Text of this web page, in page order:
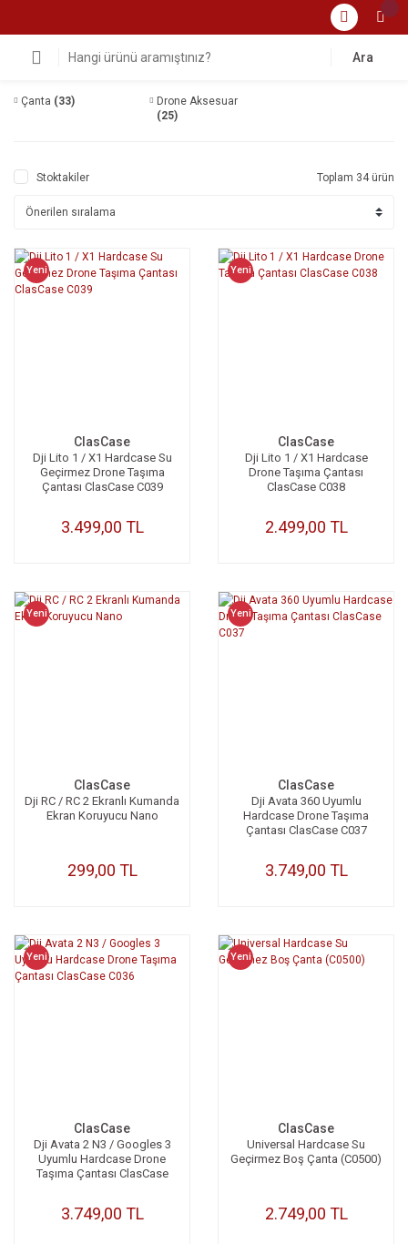
Ara
Çanta (33)
Drone Aksesuar
(25)
Stoktakiler Toplam 34 ürün
Yeni
ClasCase
Dji Lito 1 / X1 Hardcase Su
Geçirmez Drone Taşıma
Çantası ClasCase C039
3.499,00 TL
Yeni
ClasCase
Dji Lito 1 / X1 Hardcase
Drone Taşıma Çantası
ClasCase C038
2.499,00 TL
Yeni
ClasCase
Dji RC / RC 2 Ekranlı Kumanda
Ekran Koruyucu Nano
299,00 TL
Yeni
ClasCase
Dji Avata 360 Uyumlu
Hardcase Drone Taşıma
Çantası ClasCase C037
3.749,00 TL
Yeni
ClasCase
Dji Avata 2 N3 / Googles 3
Uyumlu Hardcase Drone
Taşıma Çantası ClasCase
3.749,00 TL
Yeni
ClasCase
Universal Hardcase Su
Geçirmez Boş Çanta (C0500)
2.749,00 TL